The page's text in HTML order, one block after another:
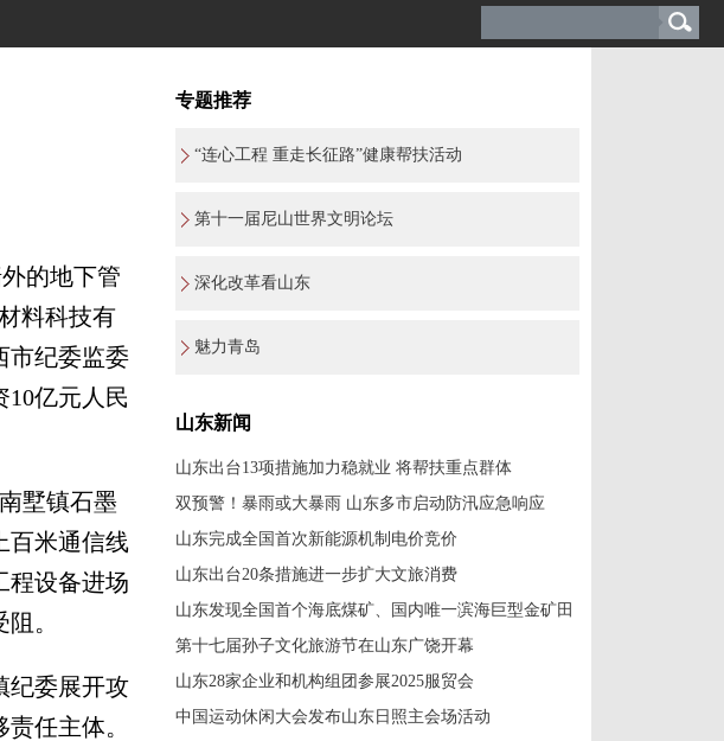
的地下管
料科技有
市纪委监委
亿元人民
墅镇石墨
百米通信线
程设备进场
。
委展开攻
任主体。
专题推荐
“连心工程 重走长征路”健康帮扶活动
第十一届尼山世界文明论坛
深化改革看山东
魅力青岛
山东新闻
山东出台13项措施加力稳就业 将帮扶重点群体
双预警！暴雨或大暴雨 山东多市启动防汛应急响应
山东完成全国首次新能源机制电价竞价
山东出台20条措施进一步扩大文旅消费
山东发现全国首个海底煤矿、国内唯一滨海巨型金矿田
第十七届孙子文化旅游节在山东广饶开幕
山东28家企业和机构组团参展2025服贸会
中国运动休闲大会发布山东日照主会场活动